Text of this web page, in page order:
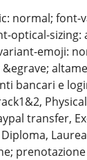
normal;
optical-
emoji:
bancari e
transfer,